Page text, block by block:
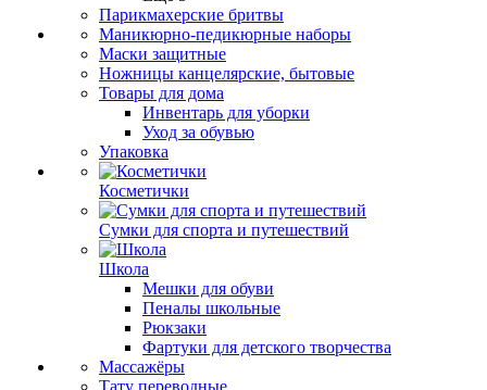
Парикмахерские бритвы
Маникюрно-педикюрные наборы
Маски защитные
Ножницы канцелярские, бытовые
Товары для дома
Инвентарь для уборки
Уход за обувью
Упаковка
Косметички
Сумки для спорта и путешествий
Школа
Мешки для обуви
Пеналы школьные
Рюкзаки
Фартуки для детского творчества
Массажёры
Тату переводные